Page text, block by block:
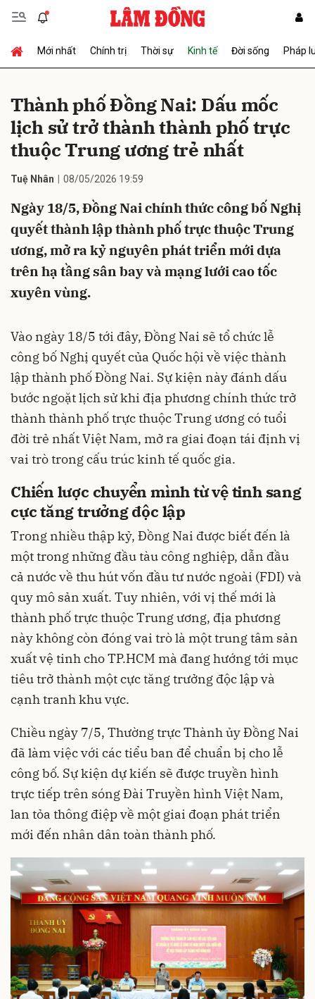
Mới nhất Chính trị Thời sự Kinh tế Đời sống Pháp
Thành phố Đồng Nai: Dấu mốc
lịch sử trở thành thành phố trực
thuộc Trung ương trẻ nhất
Tuệ Nhân 08/05/2026 19:59
Ngày 18/5, Đồng Nai chính thức công bố Nghị
quyết thành lập thành phố trực thuộc Trung
ương, mở ra kỷ nguyên phát triển mới dựa
trên hạ tầng sân bay và mạng lưới cao tốc
xuyên vùng.
Vào ngày 18/5 tới đây, Đồng Nai sẽ tổ chức lễ
công bố Nghị quyết của Quốc hội về việc thành
lập thành phố Đồng Nai. Sự kiện này đánh dấu
bước ngoặt lịch sử khi địa phương chính thức trở
thành thành phố trực thuộc Trung ương có tuổi
đời trẻ nhất Việt Nam, mở ra giai đoạn tái định vị
vai trò trong cấu trúc kinh tế quốc gia.
Chiến lược chuyển mình từ vệ tinh sang
cực tăng trưởng độc lập
Trong nhiều thập kỷ, Đồng Nai được biết đến là
một trong những đầu tàu công nghiệp, dẫn đầu
cả nước về thu hút vốn đầu tư nước ngoài (FDI) và
quy mô sản xuất. Tuy nhiên, với vị thế mới là
thành phố trực thuộc Trung ương, địa phương
này không còn đóng vai trò là một trung tâm sản
xuất vệ tinh cho TP.HCM mà đang hướng tới mục
tiêu trở thành một cực tăng trưởng độc lập và
cạnh tranh khu vực.
Chiều ngày 7/5, Thường trực Thành ủy Đồng Nai
đã làm việc với các tiểu ban để chuẩn bị cho lễ
công bố. Sự kiện dự kiến sẽ được truyền hình
trực tiếp trên sóng Đài Truyền hình Việt Nam,
lan tỏa thông điệp về một giai đoạn phát triển
mới đến nhân dân toàn thành phố.
Gửi bình luận
Hủy Gửi